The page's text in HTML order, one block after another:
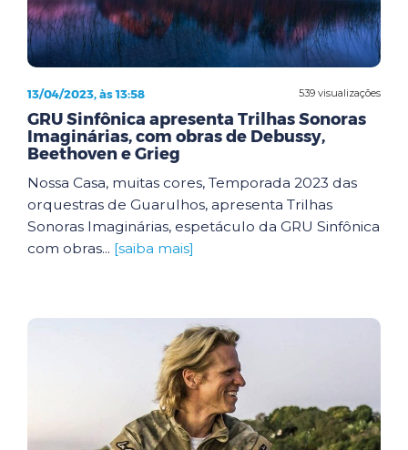
539 visualizações
13/04/2023, às 13:58
GRU Sinfônica apresenta Trilhas Sonoras
Imaginárias, com obras de Debussy,
Beethoven e Grieg
Nossa Casa, muitas cores, Temporada 2023 das
orquestras de Guarulhos, apresenta Trilhas
Sonoras Imaginárias, espetáculo da GRU Sinfônica
com obras... [saiba mais]